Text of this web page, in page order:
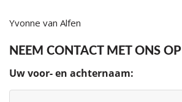
Yvonne van Alfen
NEEM CONTACT MET ONS OP
Uw voor- en achternaam: